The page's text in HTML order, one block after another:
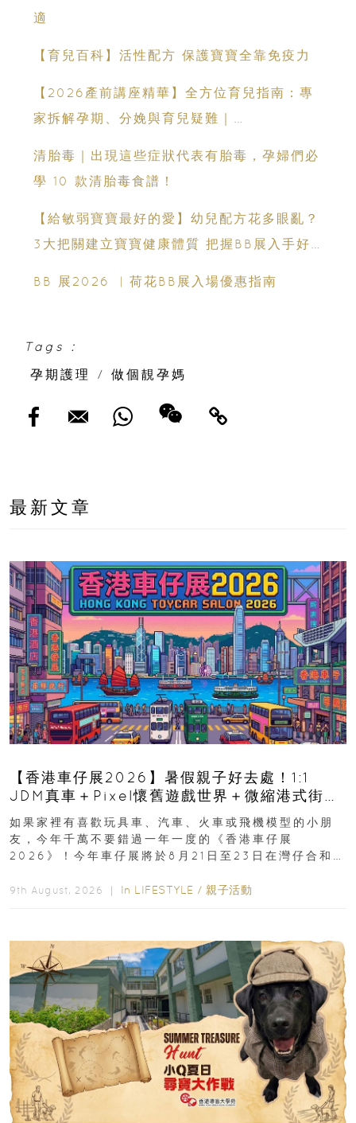
適
【育兒百科】活性配方 保護寶寶全靠免疫力
【2026產前講座精華】全方位育兒指南：專
家拆解孕期、分娩與育兒疑難｜
清胎毒｜出現這些症狀代表有胎毒，孕婦們必
學 10 款清胎毒食譜！
【給敏弱寶寶最好的愛】幼兒配方花多眼亂？
3大把關建立寶寶健康體質 把握BB展入手好
BB 展2026 ︳荷花BB展入場優惠指南
Tags :
孕期護理
/ 做個靚孕媽
最新文章
【香港車仔展2026】暑假親子好去處！1:1
JDM真車＋Pixel懷舊遊戲世界＋微縮港式街景
8月灣仔登場 車迷家庭必去！
如果家裡有喜歡玩具車、汽車、火車或飛機模型的小朋
友，今年千萬不要錯過一年一度的《香港車仔展
2026》！今年車仔展將於8月21日至23日在灣仔合和酒
9th August, 2026 ｜ In LIFESTYLE / 親子活動